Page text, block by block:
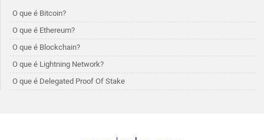
O que é Bitcoin?
O que é Ethereum?
O que é Blockchain?
O que é Lightning Network?
O que é Delegated Proof Of Stake